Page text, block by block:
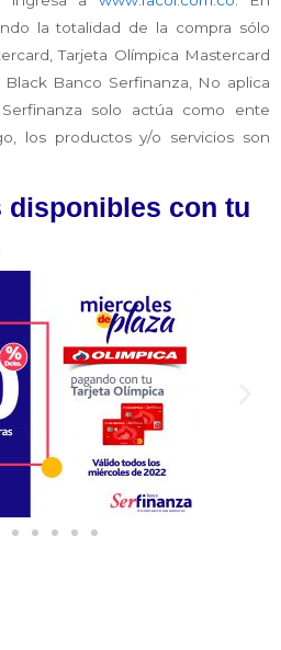
la totalidad de la compra sólo
Tarjeta Olímpica Mastercard
Banco Serfinanza, No aplica
solo actúa como ente
los productos y/o servicios son
disponibles con tu